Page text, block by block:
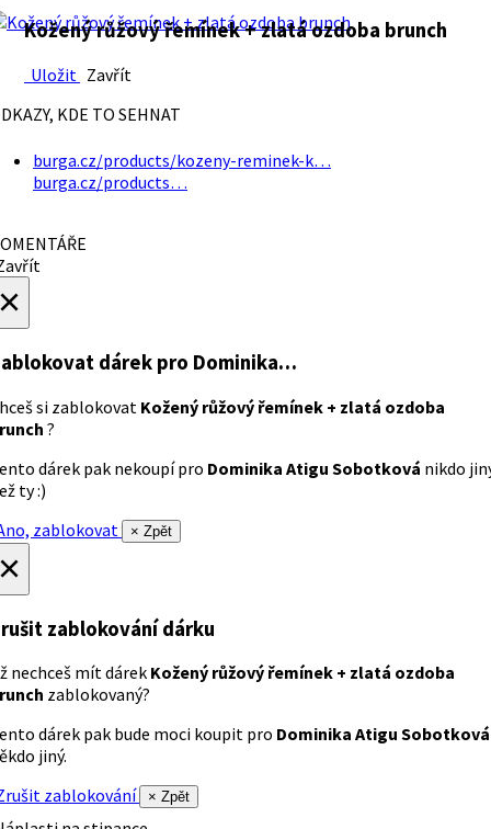
Kožený růžový řemínek + zlatá ozdoba brunch
Uložit Zavřít
KDE TO SEHNAT
burga.cz/products/kozeny-reminek-k…
burga.cz/products…
dárek pro Dominika…
si zablokovat Kožený růžový řemínek + zlatá ozdoba
?
dárek pak nekoupí pro Dominika Atigu Sobotková nikdo
ty :)
zablokovat
× Zpět
zablokování dárku
nechceš mít dárek Kožený růžový řemínek + zlatá ozdoba
zablokovaný?
dárek pak bude moci koupit pro Dominika Atigu Sobotková
jiný.
zablokování
× Zpět